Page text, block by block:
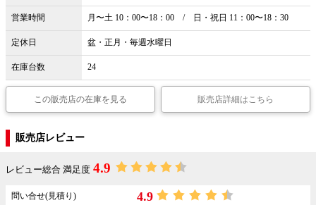
営業時間 月〜土 10：00〜18：00 / 日・祝日 11：00〜18：30
定休日 盆・正月・毎週水曜日
在庫台数 24
この販売店の在庫を見る 販売店詳細はこちら
販売店レビュー
レビュー総合 満足度 4.9
問い合せ(見積り) 4.9